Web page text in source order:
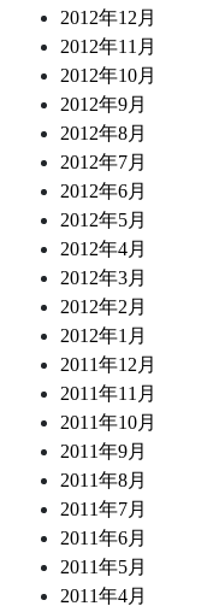
2012年12月
2012年11月
2012年10月
2012年9月
2012年8月
2012年7月
2012年6月
2012年5月
2012年4月
2012年3月
2012年2月
2012年1月
2011年12月
2011年11月
2011年10月
2011年9月
2011年8月
2011年7月
2011年6月
2011年5月
2011年4月